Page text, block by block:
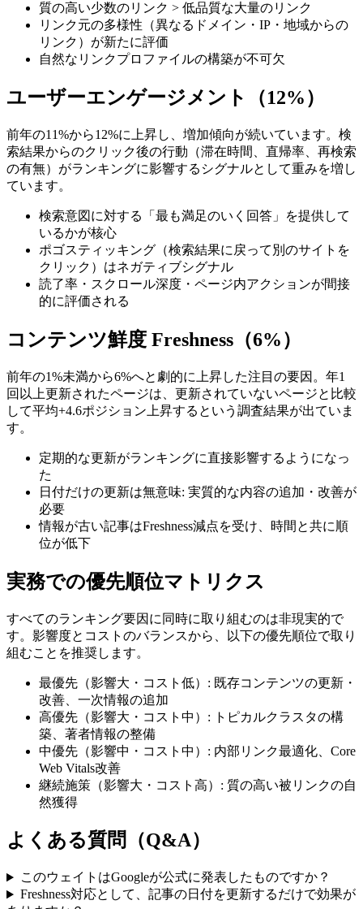
質の高い少数のリンク > 低品質な大量のリンク
リンク元の多様性（異なるドメイン・IP・地域からの
リンク）が新たに評価
自然なリンクプロファイルの構築が不可欠
ユーザーエンゲージメント（12%）
前年の11%から12%に上昇し、増加傾向が続いています。検
索結果からのクリック後の行動（滞在時間、直帰率、再検索
の有無）がランキングに影響するシグナルとして重みを増し
ています。
検索意図に対する「最も満足のいく回答」を提供して
いるかが核心
ポゴスティッキング（検索結果に戻って別のサイトを
クリック）はネガティブシグナル
読了率・スクロール深度・ページ内アクションが間接
的に評価される
コンテンツ鮮度 Freshness（6%）
前年の1%未満から6%へと劇的に上昇した注目の要因。年1
回以上更新されたページは、更新されていないページと比較
して平均+4.6ポジション上昇するという調査結果が出ていま
す。
定期的な更新がランキングに直接影響するようになっ
た
日付だけの更新は無意味: 実質的な内容の追加・改善が
必要
情報が古い記事はFreshness減点を受け、時間と共に順
位が低下
実務での優先順位マトリクス
すべてのランキング要因に同時に取り組むのは非現実的で
す。影響度とコストのバランスから、以下の優先順位で取り
組むことを推奨します。
最優先（影響大・コスト低）: 既存コンテンツの更新・
改善、一次情報の追加
高優先（影響大・コスト中）: トピカルクラスタの構
築、著者情報の整備
中優先（影響中・コスト中）: 内部リンク最適化、Core
Web Vitals改善
継続施策（影響大・コスト高）: 質の高い被リンクの自
然獲得
よくある質問（Q&A）
このウェイトはGoogleが公式に発表したものですか？
Freshness対応として、記事の日付を更新するだけで効果が